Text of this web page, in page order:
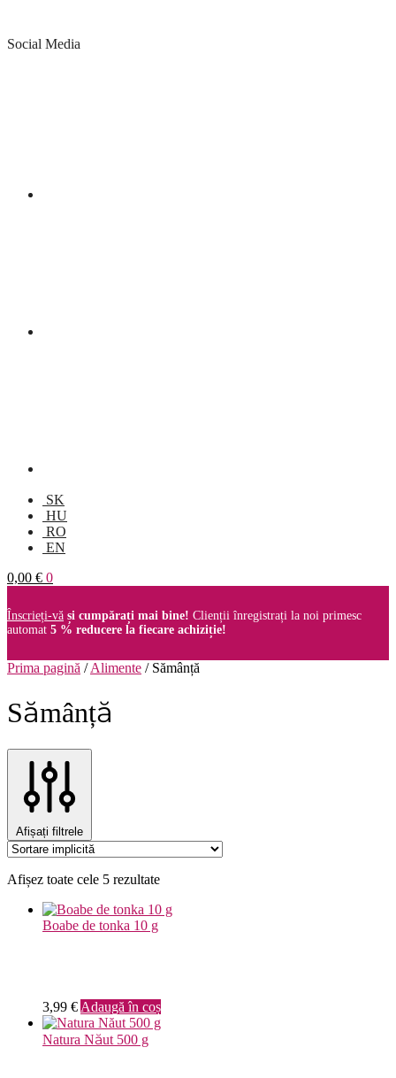
Social Media
SK
HU
RO
EN
0,00 € 0
Înscrieți-vă și cumpărați mai bine! Clienții înregistrați la noi primesc
automat 5 % reducere la fiecare achiziție!
Prima pagină /Alimente / Sămânță
Sămânță
Afișați filtrele
Afișez toate cele 5 rezultate
Boabe de tonka 10 g
3,99 €Adaugă în coș
Natura Năut 500 g